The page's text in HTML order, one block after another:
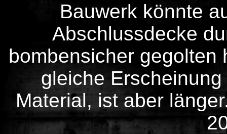
Bauwerk könnte
Abschlussdecke
bombensicher gegolten
gleiche
Material, ist aber